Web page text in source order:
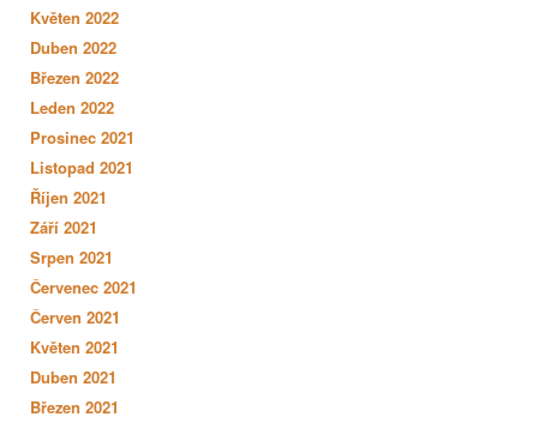
Květen 2022
Duben 2022
Březen 2022
Leden 2022
Prosinec 2021
Listopad 2021
Říjen 2021
Září 2021
Srpen 2021
Červenec 2021
Červen 2021
Květen 2021
Duben 2021
Březen 2021